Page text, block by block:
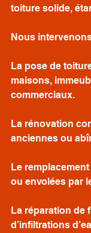
toiture solide,
Nous
La pose de
maisons,
commerciaux.
La rénovation
anciennes ou
Le
ou envolées par
La réparation de
d’infiltrations